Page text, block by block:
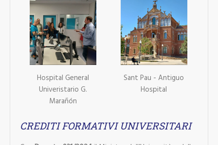
Hospital General
Univeristario G.
Marañón
Sant Pau - Antiguo
Hospital
CREDITI FORMATIVI UNIVERSITARI